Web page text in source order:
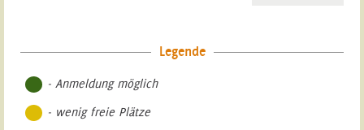
Legende
- Anmeldung möglich
- wenig freie Plätze